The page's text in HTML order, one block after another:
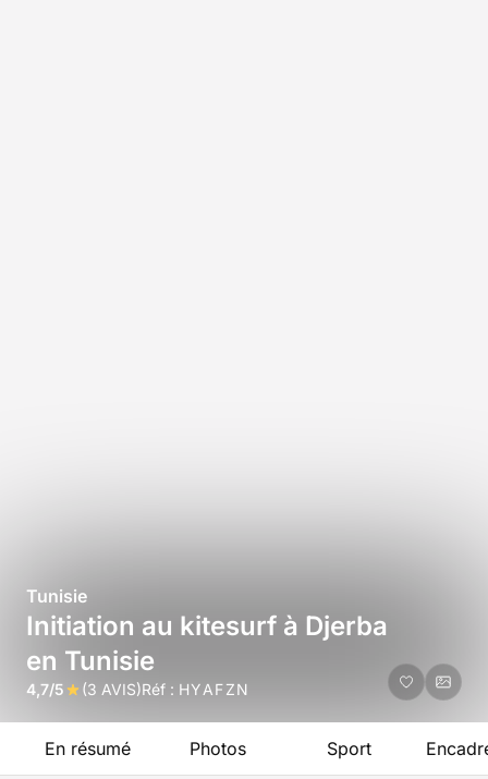
Tunisie
Initiation au kitesurf à Djerba
en Tunisie
4,7/5 (3 AVIS)Réf : HYAFZN
En résumé Photos Sport